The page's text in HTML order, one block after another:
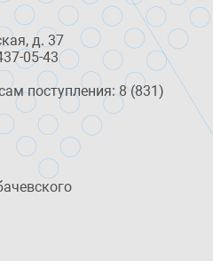
д. 37
05-43
поступления: 8 (831)